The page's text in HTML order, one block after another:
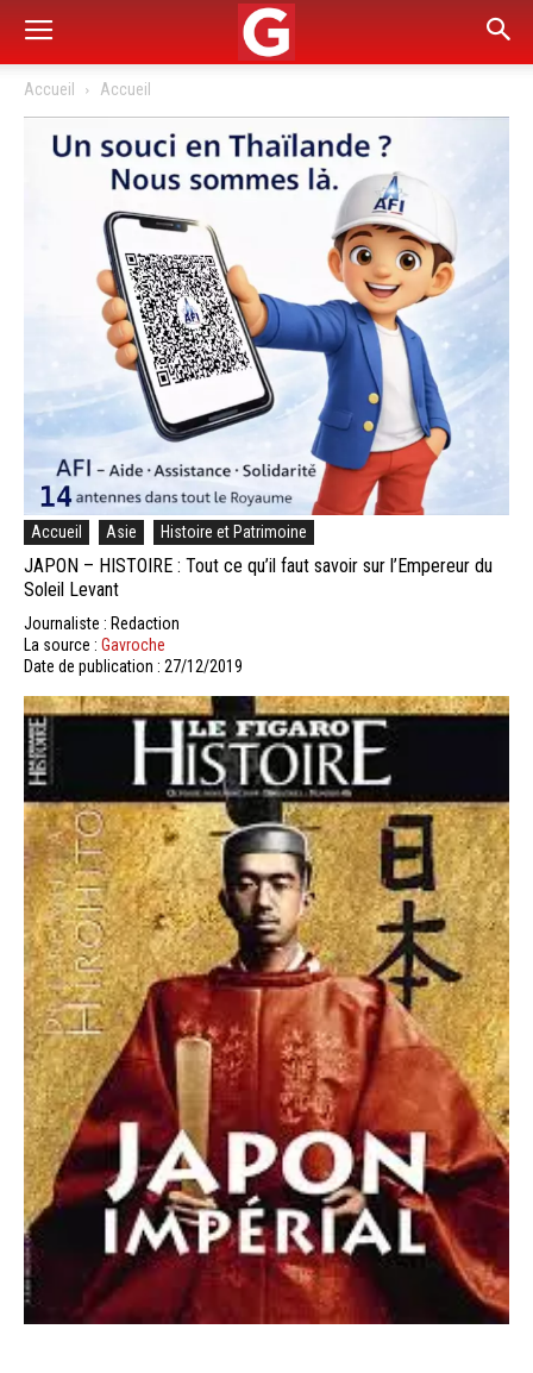
Accueil Accueil
Accueil Asie Histoire et Patrimoine
JAPON – HISTOIRE : Tout ce qu’il faut savoir sur l’Empereur du
Soleil Levant
Journaliste : Redaction
La source : Gavroche
Date de publication : 27/12/2019